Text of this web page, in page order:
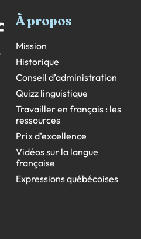
À propos
Mission
Historique
Conseil d’administration
Quizz linguistique
Travailler en français : les
ressources
Prix d’excellence
Vidéos sur la langue
française
Expressions québécoises